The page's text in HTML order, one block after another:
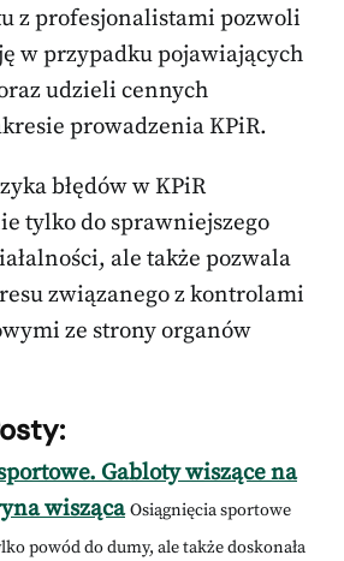
z profesjonalistami pozwoli
w przypadku pojawiających
udzieli cennych
prowadzenia KPiR.
błędów w KPiR
tylko do sprawniejszego
ale także pozwala
związanego z kontrolami
ze strony organów
Gabloty wiszące na
wisząca Osiągnięcia sportowe
powód do dumy, ale także doskonała